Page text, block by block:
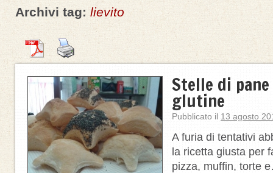
Archivi tag: lievito
Stelle di pane
glutine
Pubblicato il 13 agosto
A furia di tentativi
la ricetta giusta per
pizza, muffin, torte